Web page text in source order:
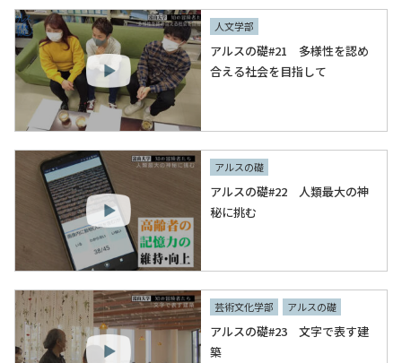
人文学部
アルスの礎#21 多様性を認め
合える社会を目指して
アルスの礎
アルスの礎#22 人類最大の神
秘に挑む
芸術文化学部 アルスの礎
アルスの礎#23 文字で表す建
築